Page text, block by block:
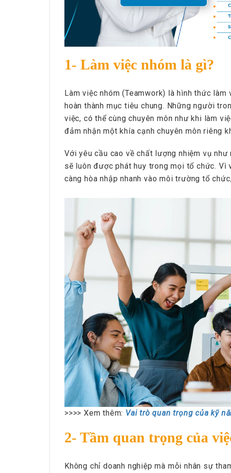
1- Làm việc nhóm là gì?
Làm việc nhóm (Teamwork) là hình thức
hoàn thành mục tiêu chung. Những người
việc, có thể cùng chuyên môn như khi làm
đảm nhận một khía cạnh chuyên môn riêng
Với yêu cầu cao về chất lượng nhiệm vụ
sẽ luôn được phát huy trong mọi tổ chức.
càng hòa nhập nhanh vào môi trường tổ
>>>> Xem thêm: Vai trò quan trọng của kỹ
2- Tầm quan trọng của
Không chỉ doanh nghiệp mà mỗi nhân sự